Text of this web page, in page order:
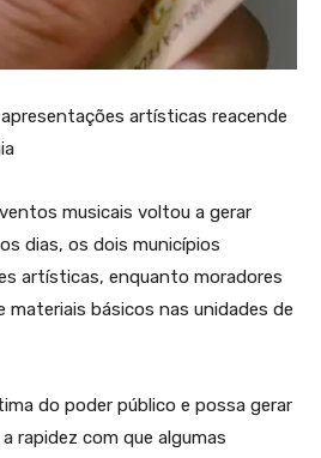
artísticas reacende
musicais voltou a gerar
dias, os dois municípios
artísticas, enquanto moradores
básicos nas unidades de
do poder público e possa gerar
rapidez com que algumas